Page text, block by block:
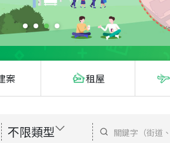
案 租屋
不限類型